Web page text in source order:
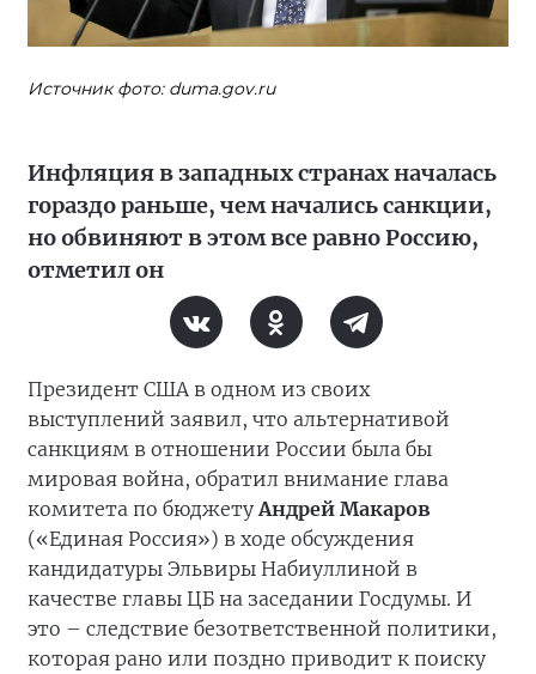
Источник фото: duma.gov.ru
Инфляция в западных странах началась
гораздо раньше, чем начались санкции,
но обвиняют в этом все равно Россию,
отметил он
Президент США в одном из своих
выступлений заявил, что альтернативой
санкциям в отношении России была бы
мировая война, обратил внимание глава
комитета по бюджетуАндрей Макаров
(«Единая Россия») в ходе обсуждения
кандидатуры Эльвиры Набиуллиной в
качестве главы ЦБ на заседании Госдумы. И
это – следствие безответственной политики,
которая рано или поздно приводит к поиску